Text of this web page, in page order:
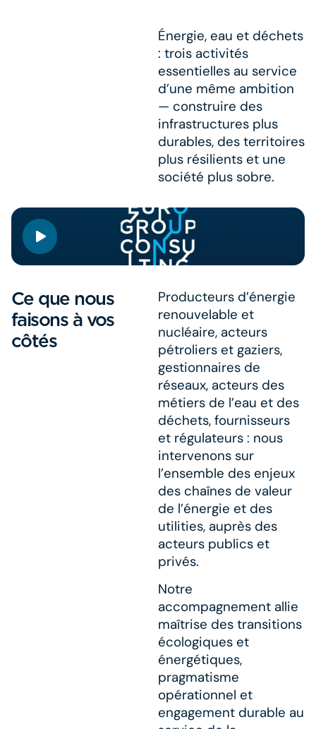
Énergie, eau et déchets
: trois activités
essentielles au service
d’une même ambition
— construire des
infrastructures plus
durables, des territoires
plus résilients et une
société plus sobre.​
Ce que nous
faisons à vos
côtés
Producteurs d’énergie
renouvelable et
nucléaire, acteurs
pétroliers et gaziers,
gestionnaires de
réseaux, acteurs des
métiers de l’eau et des
déchets, fournisseurs
et régulateurs : nous
intervenons sur
l’ensemble des enjeux
des chaînes de valeur
de l’énergie et des
utilities, auprès des
acteurs publics et
privés.​
Notre
accompagnement allie
maîtrise des transitions
écologiques et
énergétiques,
pragmatisme
opérationnel et
engagement durable au